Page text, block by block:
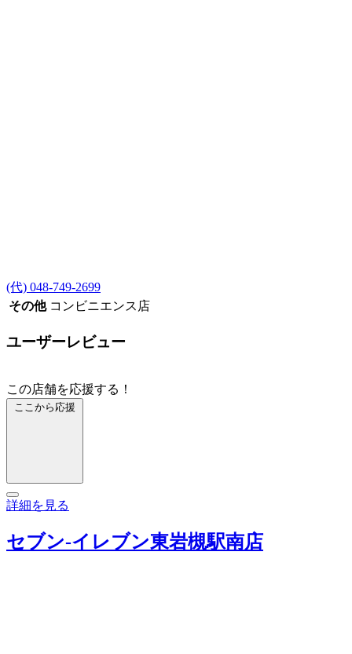
(代) 048-749-2699
その他 コンビニエンス店
ユーザーレビュー
この店舗を応援する！
ここから応援
詳細を見る
セブン‐イレブン東岩槻駅南店